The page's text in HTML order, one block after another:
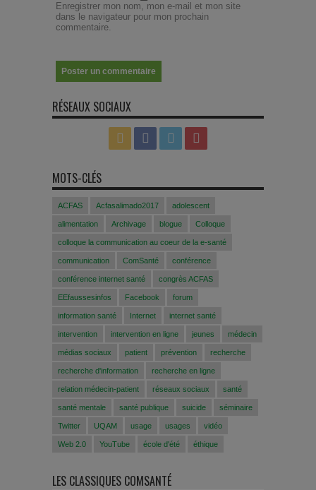
Enregistrer mon nom, mon e-mail et mon site
dans le navigateur pour mon prochain
commentaire.
RÉSEAUX SOCIAUX
MOTS-CLÉS
ACFAS Acfasalimado2017 adolescent
alimentation Archivage blogue Colloque
colloque la communication au coeur de la e-santé
communication ComSanté conférence
conférence internet santé congrès ACFAS
EEfaussesinfos Facebook forum
information santé Internet internet santé
intervention intervention en ligne jeunes médecin
médias sociaux patient prévention recherche
recherche d'information recherche en ligne
relation médecin-patient réseaux sociaux santé
santé mentale santé publique suicide séminaire
Twitter UQAM usage usages vidéo
Web 2.0 YouTube école d'été éthique
LES CLASSIQUES COMSANTÉ